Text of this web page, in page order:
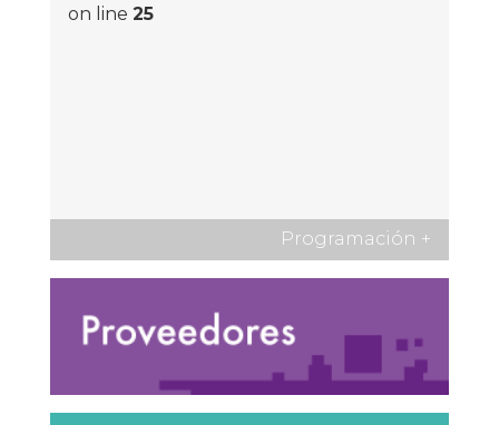
on line 25
Programación +